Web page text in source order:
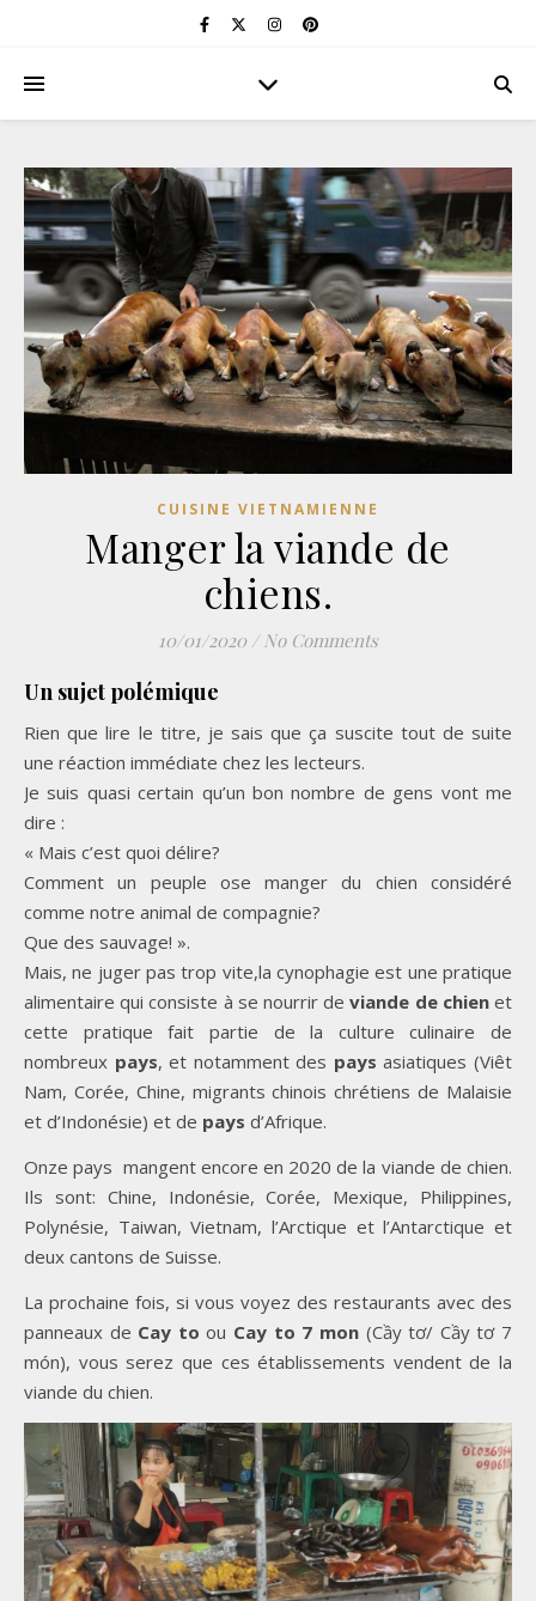
CUISINE VIETNAMIENNE
Manger la viande de
chiens.
10/01/2020 / No Comments
Un sujet polémique
Rien que lire le titre, je sais que ça suscite tout de suite
une réaction immédiate chez les lecteurs.
Je suis quasi certain qu’un bon nombre de gens vont me
dire :
« Mais c’est quoi délire?
Comment un peuple ose manger du chien considéré
comme notre animal de compagnie?
Que des sauvage! ».
Mais, ne juger pas trop vite,la cynophagie est une pratique
alimentaire qui consiste à se nourrir deviande de chienet
cette pratique fait partie de la culture culinaire de
nombreux pays, et notamment des pays asiatiques (Viêt
Nam, Corée, Chine, migrants chinois chrétiens de Malaisie
et d’Indonésie) et de pays d’Afrique.
Onze pays mangent encore en 2020 de la viande de chien.
Ils sont: Chine, Indonésie, Corée, Mexique, Philippines,
Polynésie, Taiwan, Vietnam, l’Arctique et l’Antarctique et
deux cantons de Suisse.
La prochaine fois, si vous voyez des restaurants avec des
panneaux de Cay to ou Cay to 7 mon(Cầy tơ/ Cầy tơ 7
món), vous serez que ces établissements vendent de la
viande du chien.